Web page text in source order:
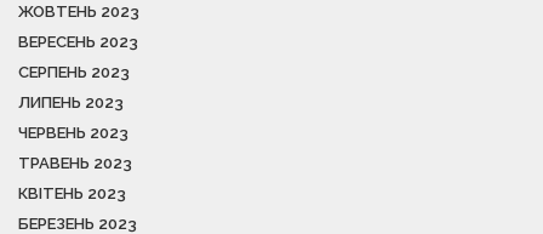
ЖОВТЕНЬ 2023
ВЕРЕСЕНЬ 2023
СЕРПЕНЬ 2023
ЛИПЕНЬ 2023
ЧЕРВЕНЬ 2023
ТРАВЕНЬ 2023
КВІТЕНЬ 2023
БЕРЕЗЕНЬ 2023